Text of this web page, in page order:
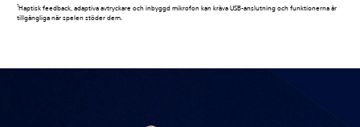
1Haptisk feedback, adaptiva avtryckare och inbyggd mikrofon kan kräva USB-anslutning och funktionerna är
tillgängliga när spelen stöder dem.